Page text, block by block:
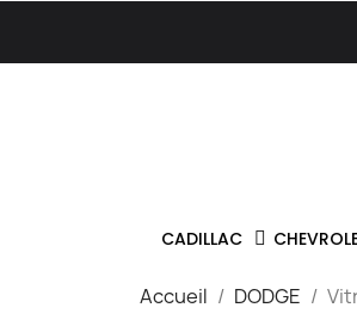
CADILLAC
Accueil DODGE